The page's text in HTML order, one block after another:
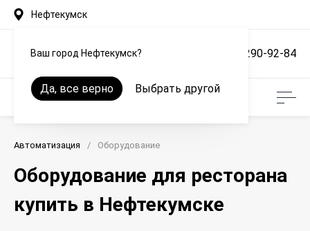
Нефтекумск
Ваш город Нефтекумск?
Да, все верно Выбрать другой
+7 (861) 290-92-84
Автоматизация / Оборудование
Оборудование для ресторана
купить в Нефтекумске